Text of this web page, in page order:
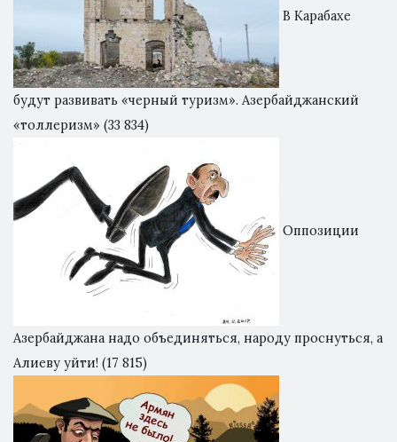
В Карабахе
будут развивать «черный туризм». Азербайджанский
«толлеризм» (33 834)
Оппозиции
Азербайджана надо объединяться, народу проснуться, а
Алиеву уйти! (17 815)